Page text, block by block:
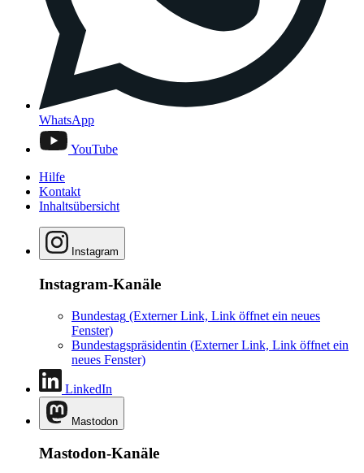
WhatsApp
YouTube
Hilfe
Kontakt
Inhaltsübersicht
Instagram
Instagram-Kanäle
Bundestag (Externer Link, Link öffnet ein neues
Fenster)
Bundestagspräsidentin (Externer Link, Link öffnet ein
neues Fenster)
LinkedIn
Mastodon
Mastodon-Kanäle